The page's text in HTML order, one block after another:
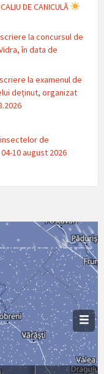
DE CANICULĂ
la concursul de
în data de
la examenul de
deținut, organizat
de
10 august 2026